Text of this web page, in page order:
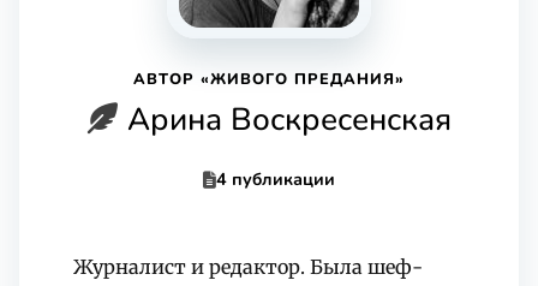
АВТОР «ЖИВОГО ПРЕДАНИЯ»
Арина Воскресенская
4 публикации
Журналист и редактор. Была шеф-